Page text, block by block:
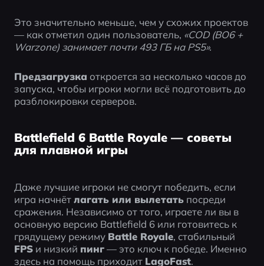
Это значительно меньше, чем у схожих проектов
— как отметил один пользователь, «COD (BO6 +
Warzone) занимает почти 493 ГБ на PS5».
Предзагрузка откроется за несколько часов до
запуска, чтобы игроки могли всё подготовить до
разблокировки серверов.
Battlefield 6 Battle Royale — советы
для плавной игры
Даже лучшие игроки не смогут победить, если
игра начнёт лагать или вылетать посреди
сражения. Независимо от того, играете ли вы в
основную версию Battlefield 6 или готовитесь к
грядущему режиму Battle Royale
FPS и низкий пинг — это ключ к победе. Именно
здесь на помощь приходит LagoFast.